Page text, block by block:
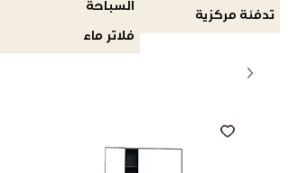
السباحة
فلاتر ماء
تدفئة مركزية